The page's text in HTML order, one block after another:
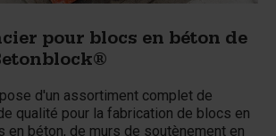
pour blocs en béton de
d'un assortiment complet de
qualité pour la fabrication de blocs en
en béton, de murs de soutènement en